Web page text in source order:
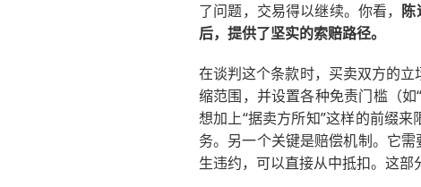
了问题，交易得以继续。你看， 陈
后，提供了坚实的索赔路径。
在谈判这个条款时，买卖双方的
缩范围，并设置各种免责门槛（
想加上“据卖方所知”这样的前缀
务。另一个关键是赔偿机制。它
生违约，可以直接从中抵扣。这部